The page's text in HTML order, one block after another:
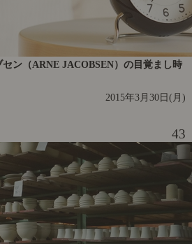
セン（ARNE JACOBSEN）の目覚まし時
2015年3月30日(月)
43